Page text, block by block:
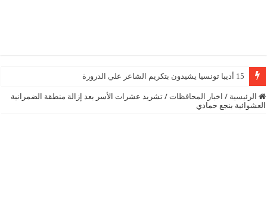
15 أديبا تونسيا يشيدون بتكريم الشاعر علي الدرورة
الرئيسية / اخبار المحافظات / تشريد عشرات الأسر بعد إزالة منطقة الضمرانية
العشوائية بنجع حمادي